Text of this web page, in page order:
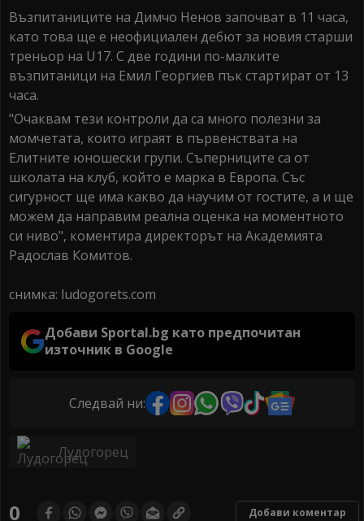
Възпитаниците на Димчо Ненов започват в 11 часа,
като това ще е неофициален дебют за новия старши
треньор на U17. С две години по-малките
възпитаници на Емил Георгиев пък стартират от 13
часа.
"Очаквам тези контроли да са много полезни за
момчетата, които играят в първенствата на
Елитните юношески групи. Съперниците са от
школата на клуб, който е марка в Европа. Със
сигурност ще има какво да научим от гостите, а и ще
можем да направим реална оценка на моментното
си ниво", коментира директорът на Академията
Радослав Комитов.
снимка: ludogorets.com
Добави Sportal.bg като предпочитан
източник в Google
Следвай ни:
Лудогорец
0 Добави коментар